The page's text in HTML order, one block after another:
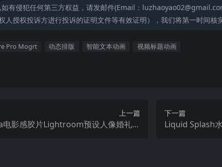
有侵犯任何第三方权益，请发邮件(Email：
人授权投诉方进行投诉的证明文件等有效证明），我们将第一时间核
Pro Mogrt 动态排版 智能文本动画 视频标题动画
上一篇
影感胶片Lightroom预设人像婚礼摄
下一篇
Liquid Splash